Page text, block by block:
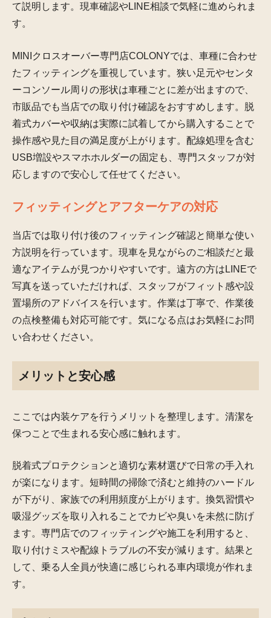
て説明します。現車確認やLINE相談で気軽に進められま
す。
MINIクロスオーバー専門店COLONYでは、車種に合わせ
たフィッティングを重視しています。狭い足元やセンタ
ーコンソール周りの形状は車種ごとに差が出ますので、
市販品でも当店での取り付け確認をおすすめします。脱
着式カバーや収納は実際に試着してから購入することで
操作感や見た目の満足度が上がります。配線処理を含む
USB増設やスマホホルダーの固定も、専門スタッフが対
応しますので安心して任せてください。
フィッティングとアフターケアの対応
当店では取り付け後のフィッティング確認と簡単な使い
方説明を行っています。現車を見ながらのご相談だと最
適なアイテムが見つかりやすいです。遠方の方はLINEで
写真を送っていただければ、スタッフがフィット感や設
置場所のアドバイスを行います。作業は丁寧で、作業後
の点検整備も対応可能です。気になる点はお気軽にお問
い合わせください。
メリットと安心感
ここでは内装ケアを行うメリットを整理します。清潔を
保つことで生まれる安心感に触れます。
脱着式プロテクションと適切な素材選びで日常の手入れ
が楽になります。短時間の掃除で済むと維持のハードル
が下がり、家族での利用頻度が上がります。換気習慣や
吸湿グッズを取り入れることでカビや臭いを未然に防げ
ます。専門店でのフィッティングや施工を利用すると、
取り付けミスや配線トラブルの不安が減ります。結果と
して、乗る人全員が快適に感じられる車内環境が作れま
す。